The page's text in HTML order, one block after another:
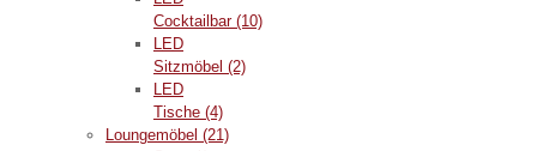
Cocktailbar (10)
LED
Sitzmöbel (2)
LED
Tische (4)
Loungemöbel (21)